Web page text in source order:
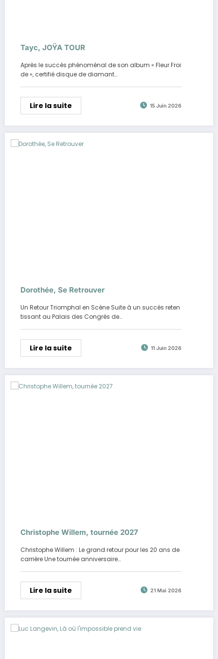
Tayc, JOŸA TOUR
Après le succès phénoménal de son album « Fleur Froi
de », certifié disque de diamant…
Lire la suite 15 Juin 2026
Dorothée, Se Retrouver
Un Retour Triomphal en Scène Suite à un succès reten
tissant au Palais des Congrès de…
Lire la suite 11 Juin 2026
Christophe Willem, tournée 2027
Christophe Willem : Le grand retour pour les 20 ans de
carrière Une tournée anniversaire…
Lire la suite 21 Mai 2026